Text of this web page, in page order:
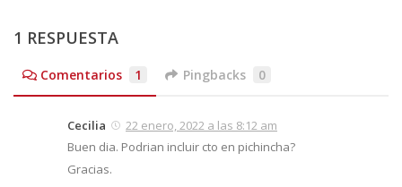
1 RESPUESTA
Comentarios 1 Pingbacks 0
Cecilia
22 enero, 2022 a las 8:12 am
Buen dia. Podrian incluir cto en pichincha?
Gracias.